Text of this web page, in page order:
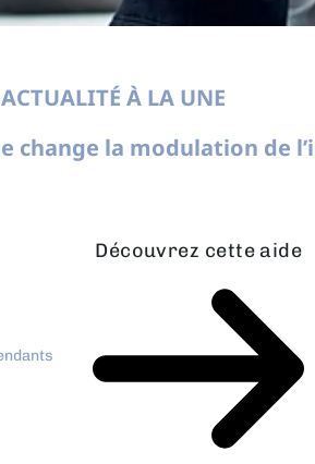
ACTUALITÉ À LA UNE
change la modulation de
Découvrez cette aide